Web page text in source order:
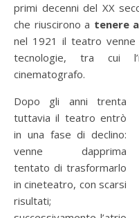
primi decenni del XX
che riuscirono a tenere
nel 1921 il teatro
tecnologie, tra cui
cinematografo.
Dopo gli anni trenta
tuttavia il teatro entrò
in una fase di declino:
venne dapprima
tentato di trasformarlo
in cineteatro, con scarsi
risultati;